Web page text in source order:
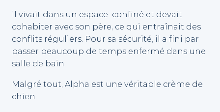
il vivait dans un espace confiné et devait
cohabiter avec son père, ce qui entraînait des
conflits réguliers. Pour sa sécurité, il a fini par
passer beaucoup de temps enfermé dans une
salle de bain.
Malgré tout, Alpha est une véritable crème de
chien.